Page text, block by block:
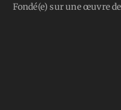
Fondé(e) sur une œuvre de